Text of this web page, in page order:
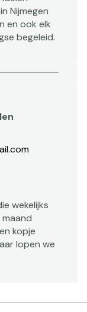
Nijmegen
en ook elk
begeleid.
wekelijks
kopje
lopen we